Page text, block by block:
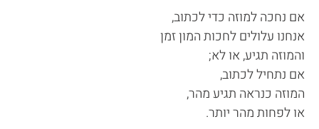
אם נחכה למוזה כדי לכתוב,
אנחנו עלולים לחכות המון זמן
והמוזה תגיע, או לא;
אם נתחיל לכתוב,
המוזה כנראה תגיע מהר,
או לפחות מהר יותר.